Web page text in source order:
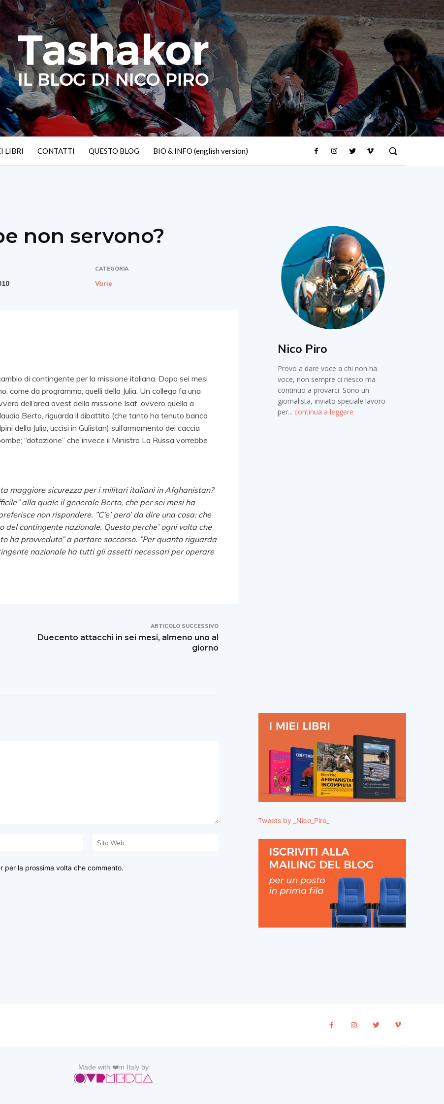
LIBRI CONTATTI QUESTO BLOG BIO & INFO (english version)
non servono?
CATEGORIA
Varie
di contingente per la missione italiana. Dopo sei mesi
come da programma, quelli della Julia. Un collega fa una
dell’area ovest della missione Isaf, ovvero quella a
Berto, riguarda il dibattito (che tanto ha tenuto banco
della Julia, uccisi in Gulistan) sull’armamento dei caccia
“dotazione” che invece il Ministro La Russa vorrebbe
maggiore sicurezza per i militari italiani in Afghanistan?
alla quale il generale Berto, che per sei mesi ha
non rispondere. ”C’e’ pero’ da dire una cosa: che
contingente nazionale. Questo perche’ ogni volta che
ha provveduto” a portare soccorso. ”Per quanto riguarda
nazionale ha tutti gli assetti necessari per operare
ARTICOLO SUCCESSIVO
Duecento attacchi in sei mesi, almeno uno al
giorno
Email:*
per la prossima volta che commento.
Nico Piro
Provo a dare voce a chi non ha
voce, non sempre ci riesco ma
continuo a provarci. Sono un
giornalista, inviato speciale lavoro
per... continua a leggere
Tweets by _Nico_Piro_
Made with ❤️in Italy by